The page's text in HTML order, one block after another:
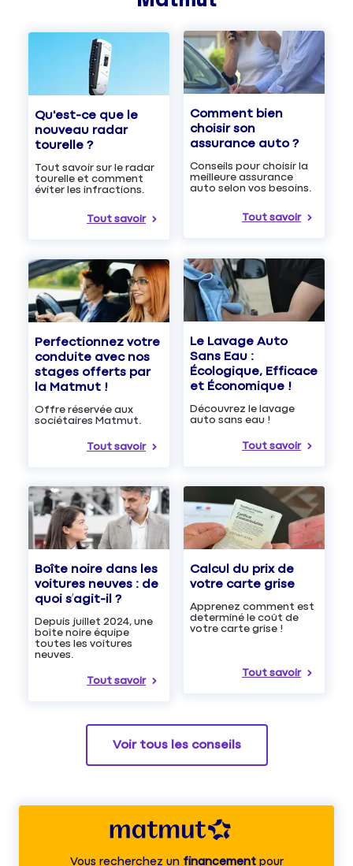
Qu'est-ce que le
nouveau radar
tourelle ?
Tout savoir sur le radar
tourelle et comment
éviter les infractions.
Tout savoir
Comment bien
choisir son
assurance auto ?
Conseils pour choisir la
meilleure assurance
auto selon vos besoins.
Tout savoir
Perfectionnez votre
conduite avec nos
stages offerts par
la Matmut !
Offre réservée aux
sociétaires Matmut.
Tout savoir
Le Lavage Auto
Sans Eau :
Écologique, Efficace
et Économique !
Découvrez le lavage
auto sans eau !
Tout savoir
Boîte noire dans les
voitures neuves : de
quoi s’agit-il ?
Depuis juillet 2024, une
boîte noire équipe
toutes les voitures
neuves.
Tout savoir
Calcul du prix de
votre carte grise
Apprenez comment est
determiné le coût de
votre carte grise !
Tout savoir
Voir tous les conseils
Vous recherchez unfinancementpour